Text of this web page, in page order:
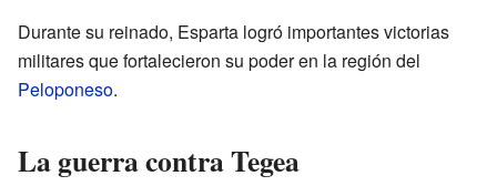
Durante su reinado, Esparta logró importantes victorias
militares que fortalecieron su poder en la región del
Peloponeso.
La guerra contra Tegea